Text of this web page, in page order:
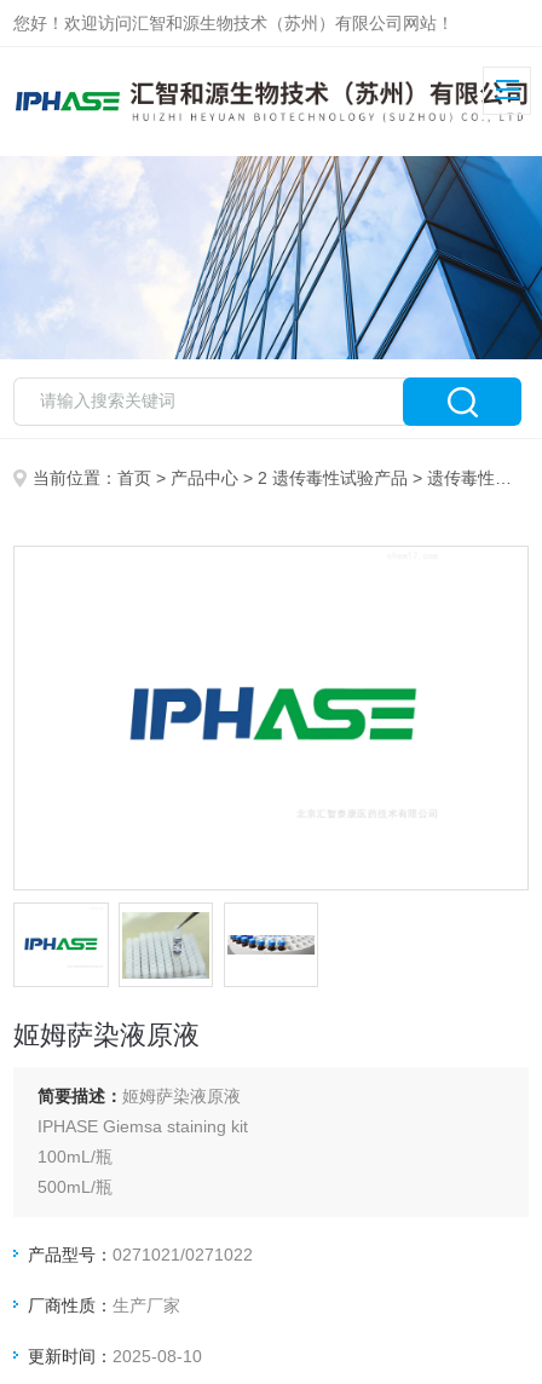
您好！欢迎访问汇智和源生物技术（苏州）有限公司网站！
当前位置：首页 > 产品中心 > 2 遗传毒性试验产品 >遗传毒性试验其他产品
姬姆萨染液原液
简要描述：姬姆萨染液原液
IPHASE Giemsa staining kit
100mL/瓶
500mL/瓶
体畸变试验）
产品型号：0271021/0271022
厂商性质：生产厂家
更新时间： 2025-08-10